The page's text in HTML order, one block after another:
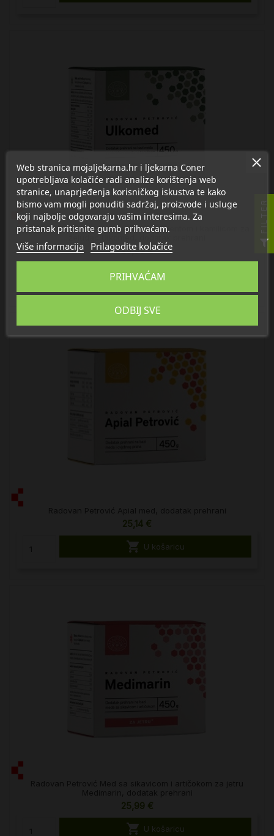
Radovan Petrović Med sa sladićem, mentom i kamilicom za
25,99 €
 U košaricu
25,14 €
 U košaricu
25,99 €
 U košaricu
Web stranica mojaljekarna.hr i ljekarna Coner
upotrebljava kolačiće radi analize korištenja web
stranice, unaprjeđenja korisničkog iskustva te kako
bismo vam mogli ponuditi sadržaj, proizvode i usluge
koji najbolje odgovaraju vašim interesima. Za
pristanak pritisnite gumb prihvaćam.
Više informacija Prilagodite kolačiće
ODBIJ SVE
PRIHVAĆAM
FILTER